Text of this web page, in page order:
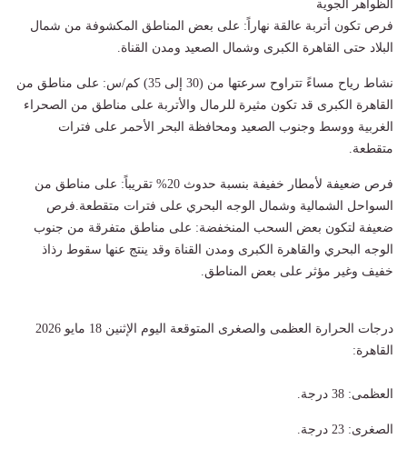
الظواهر الجوية
​فرص تكون أتربة عالقة نهاراً: على بعض المناطق المكشوفة من شمال
البلاد حتى القاهرة الكبرى وشمال الصعيد ومدن القناة.
​نشاط رياح مساءً تتراوح سرعتها من (30 إلى 35) كم/س: على مناطق من
القاهرة الكبرى قد تكون مثيرة للرمال والأتربة على مناطق من الصحراء
الغربية ووسط وجنوب الصعيد ومحافظة البحر الأحمر على فترات
متقطعة.
​فرص ضعيفة لأمطار خفيفة بنسبة حدوث 20% تقريباً: على مناطق من
السواحل الشمالية وشمال الوجه البحري على فترات متقطعة.​فرص
ضعيفة لتكون بعض السحب المنخفضة: على مناطق متفرقة من جنوب
الوجه البحري والقاهرة الكبرى ومدن القناة وقد ينتج عنها سقوط رذاذ
خفيف وغير مؤثر على بعض المناطق.
درجات الحرارة العظمى والصغرى المتوقعة اليوم الإثنين 18 مايو 2026
القاهرة:
​العظمى: 38 درجة.
​الصغرى: 23 درجة.